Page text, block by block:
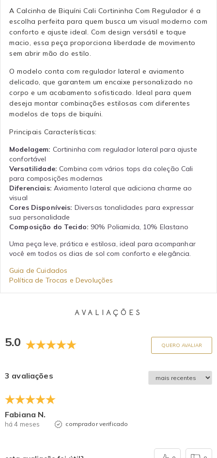
A Calcinha de Biquíni Cali Cortininha Com Regulador é a
escolha perfeita para quem busca um visual moderno com
conforto e ajuste ideal. Com design versátil e toque
macio, essa peça proporciona liberdade de movimento
sem abrir mão do estilo.
O modelo conta com regulador lateral e aviamento
delicado, que garantem um encaixe personalizado no
corpo e um acabamento sofisticado. Ideal para quem
deseja montar combinações estilosas com diferentes
modelos de tops de biquíni.
Principais Características:
Modelagem: Cortininha com regulador lateral para ajuste
confortável
Versatilidade: Combina com vários tops da coleção Cali
para composições modernas
Diferenciais: Aviamento lateral que adiciona charme ao
visual
Cores Disponíveis: Diversas tonalidades para expressar
sua personalidade
Composição do Tecido: 90% Poliamida, 10% Elastano
Uma peça leve, prática e estilosa, ideal para acompanhar
você em todos os dias de sol com conforto e elegância.
Guia de Cuidados
Política de Trocas e Devoluções
AVALIAÇÕES
5.0 QUERO AVALIAR
3 avaliações
Fabiana N.
há 4 meses comprador verificado